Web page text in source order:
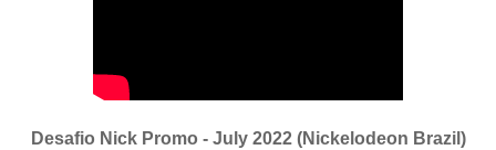
Desafio Nick Promo - July 2022 (Nickelodeon Brazil)